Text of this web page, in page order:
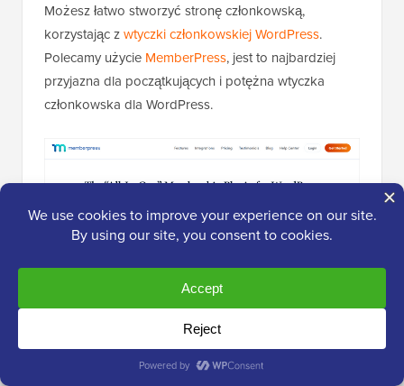
Możesz łatwo stworzyć stronę członkowską,
korzystając zwtyczki członkowskiej WordPress.
Polecamy użycie MemberPress, jest to najbardziej
przyjazna dla początkujących i potężna wtyczka
członkowska dla WordPress.
W WPBeginner używamy jej do udostępniania
ekskluzywnych treści naszym czytelnikom po